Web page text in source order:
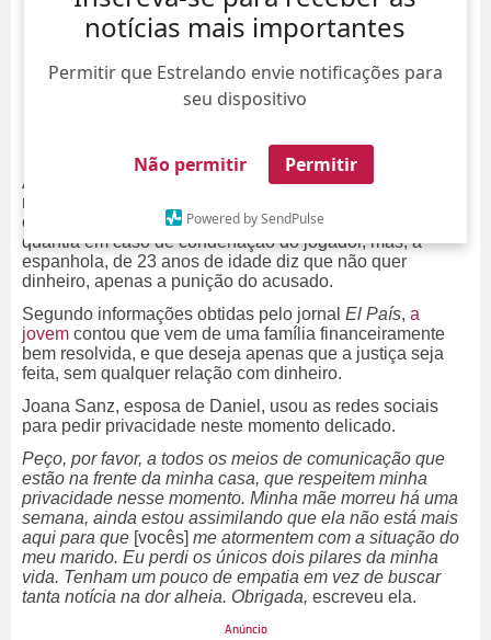
notícias mais importantes
Permitir que Estrelando envie notificações para
seu dispositivo
Não permitir Permitir
Powered by SendPulse
A mulher que acusa Daniel Alvesde agressão sexual
renunciou o direito de receber indenização. A Juiza do
caso informou que a denunciante poderia receber uma
quantia em caso de condenação do jogador, mas, a
espanhola, de 23 anos de idade diz que não quer
dinheiro, apenas a punição do acusado.
Segundo informações obtidas pelo jornal El País, a
jovem contou que vem de uma família financeiramente
bem resolvida, e que deseja apenas que a justiça seja
feita, sem qualquer relação com dinheiro.
Joana Sanz, esposa de Daniel, usou as redes sociais
para pedir privacidade neste momento delicado.
Peço, por favor, a todos os meios de comunicação que
estão na frente da minha casa, que respeitem minha
privacidade nesse momento. Minha mãe morreu há uma
semana, ainda estou assimilando que ela não está mais
aqui para que [vocês] me atormentem com a situação do
meu marido. Eu perdi os únicos dois pilares da minha
vida. Tenham um pouco de empatia em vez de buscar
tanta notícia na dor alheia. Obrigada, escreveu ela.